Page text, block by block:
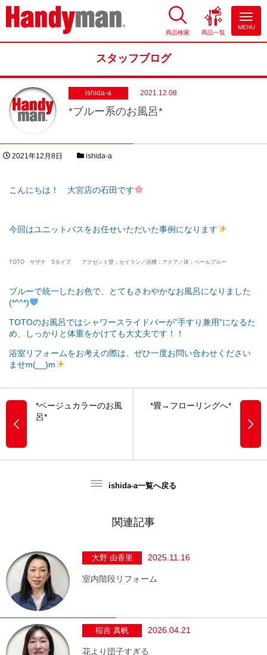
お風呂やキッチンのリフォーム
商品検索 商品一覧
MENU
スタッフブログ
ishida-a 2021.12.08
*ブルー系のお風呂*
投稿日
2021年12月8日
スタッフブログカテゴリー
ishida-a
こんにちは！ 大宮店の石田です
今回はユニットバスをお任せいただいた事例になります
TOTO サザナ Sタイプ アクセント壁：セイラン／浴槽：アクア／床：ペールブルー
ブルーで統一したお色で、とてもさわやかなお風呂になりました
(*^^*)
TOTOのお風呂ではシャワースライドバーが”手すり兼用”になるた
め、しっかりと体重をかけても大丈夫です！！
浴室リフォームをお考えの際は、ぜひ一度お問い合わせください
ませm(__)m
*ベージュカラーのお風
呂*
*畳→フローリングへ*
ishida-a一覧へ戻る
関連記事
大野 由香里 2025.11.16
室内階段リフォーム
稲吉 真帆 2026.04.21
花より団子すぎる